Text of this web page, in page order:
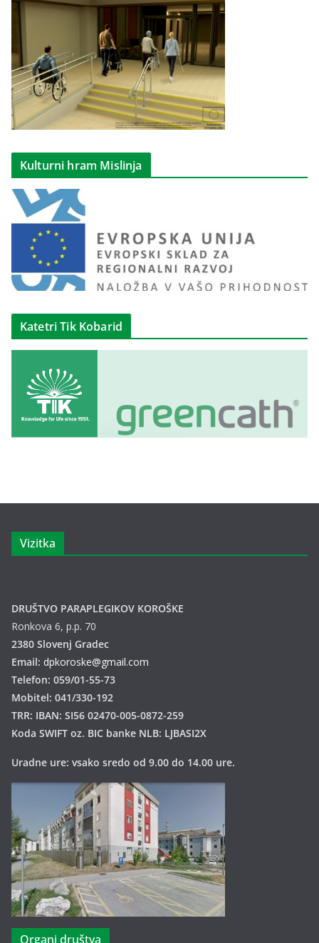
Kulturni hram Mislinja
Katetri Tik Kobarid
Vizitka
DRUŠTVO PARAPLEGIKOV KOROŠKE
Ronkova 6, p.p. 70
2380 Slovenj Gradec
Email: dpkoroske@gmail.com
Telefon: 059/01-55-73
Mobitel: 041/330-192
TRR: IBAN: SI56 02470-005-0872-259
Koda SWIFT oz. BIC banke NLB: LJBASI2X
Uradne ure: vsako sredo od 9.00 do 14.00 ure.
Organi društva